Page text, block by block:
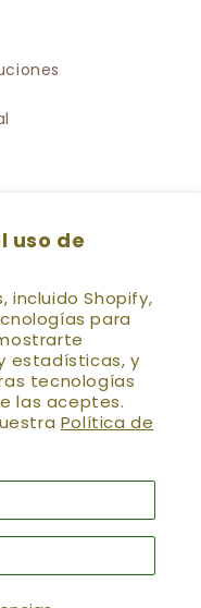
uso de
incluido Shopify,
para
estadísticas, y
tecnologías
las aceptes.
Política de
en enterarte
descuentos
y más!! (: